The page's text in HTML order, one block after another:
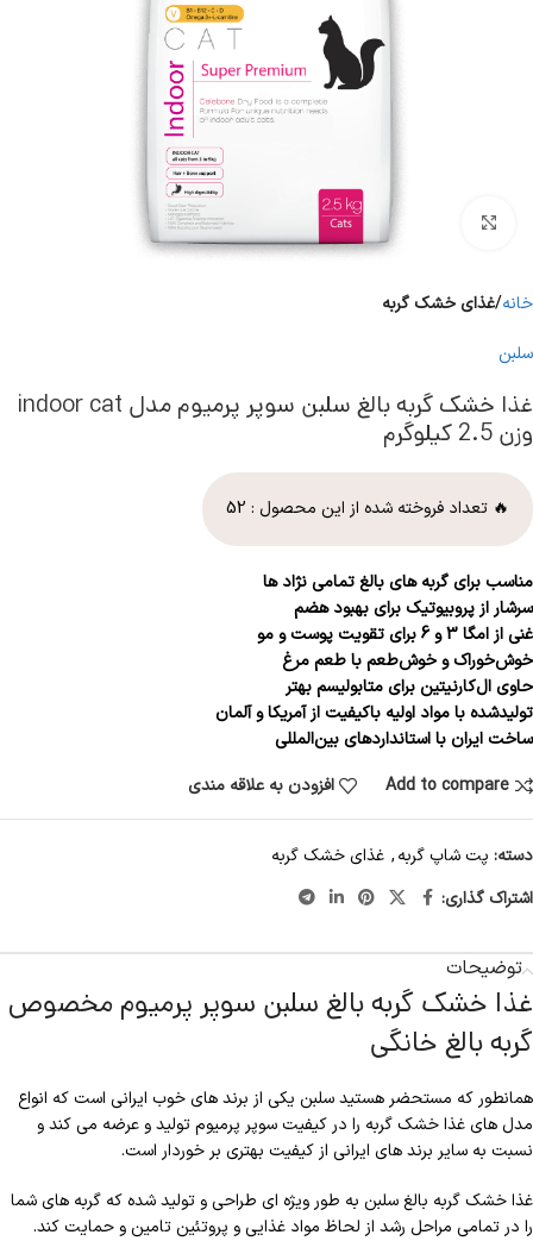
برای بزرگنمایی کلیک کنید
خانه غذای خشک گربه
سلبن
غذا خشک گربه بالغ سلبن سوپر پرمیوم مدل indoor cat
وزن 2.5 کیلوگرم
🔥 تعداد فروخته شده از این محصول : 52
مناسب برای گربه های بالغ تمامی نژاد ها
سرشار از پروبیوتیک برای بهبود هضم
غنی از امگا 3 و 6 برای تقویت پوست و مو
خوش‌خوراک و خوش‌طعم با طعم مرغ
حاوی ال‌کارنیتین برای متابولیسم بهتر
تولیدشده با مواد اولیه باکیفیت از آمریکا و آلمان
ساخت ایران با استانداردهای بین‌المللی
Add to compare
افزودن به علاقه مندی
دسته: پت شاپ گربه, غذای خشک گربه
اشتراک گذاری:
توضیحات
غذا خشک گربه بالغ سلبن سوپر پرمیوم مخصوص
گربه بالغ خانگی
همانطور که مستحضر هستید سلبن یکی از برند های خوب ایرانی است که انواع
مدل های غذا خشک گربه را در کیفیت سوپر پرمیوم تولید و عرضه می کند و
نسبت به سایر برند های ایرانی از کیفیت بهتری بر خوردار است.
غذا خشک گربه بالغ سلبن به طور ویژه ای طراحی و تولید شده که گربه های شما
را در تمامی مراحل رشد از لحاظ مواد غذایی و پروتئین تامین و حمایت کند.